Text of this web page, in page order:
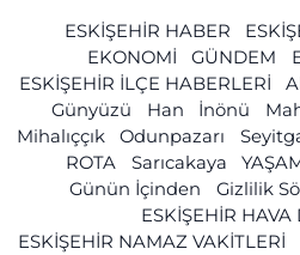
ESKİŞEHİR HABER
EKONOMİ
GÜNDEM
ESKİŞEHİR İLÇE HABERLERİ
Günyüzü
Han İnönü
Mihalıççık
Odunpazarı
ROTA
Sarıcakaya
Günün İçinden
Gizlilik
ESKİŞEHİR
ESKİŞEHİR NAMAZ VAKİTLERİ